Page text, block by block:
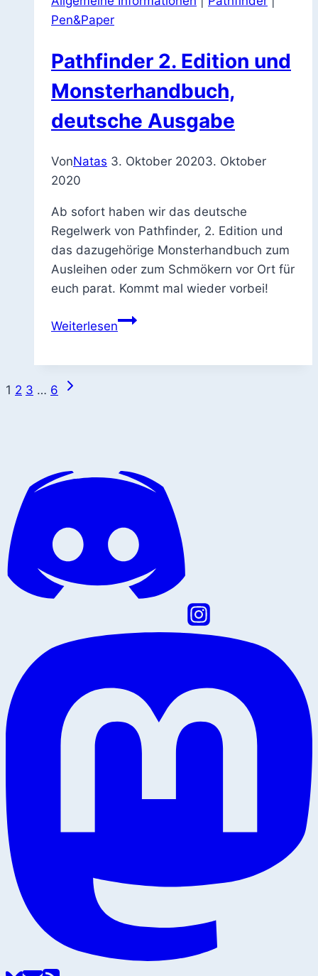
Pen&Paper
Pathfinder 2. Edition und
Monsterhandbuch,
deutsche Ausgabe
VonNatas 3. Oktober 20203. Oktober
2020
Ab sofort haben wir das deutsche
Regelwerk von Pathfinder, 2. Edition und
das dazugehörige Monsterhandbuch zum
Ausleihen oder zum Schmökern vor Ort für
euch parat. Kommt mal wieder vorbei!
WeiterlesenPathfinder
Seitennavigation
1 2 3 … 6
Nächste